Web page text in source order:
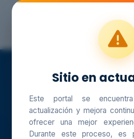
SIAM
Sistema de
Sitio en
Este portal se
actualización y mejora
ofrecer una mejor
Durante este proceso, es